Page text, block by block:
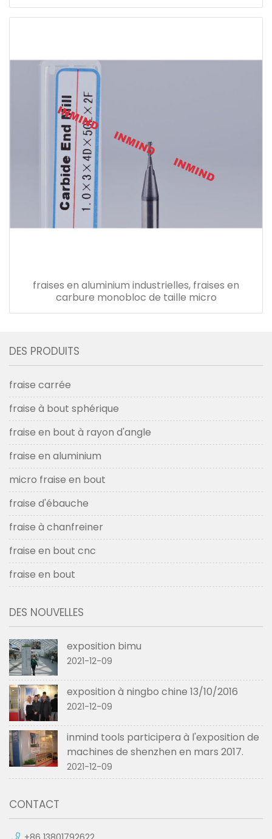
fraises en aluminium industrielles, fraises en
carbure monobloc de taille micro
DES PRODUITS
fraise carrée
fraise à bout sphérique
fraise en bout à rayon d'angle
fraise en aluminium
micro fraise en bout
fraise d'ébauche
fraise à chanfreiner
fraise en bout cnc
fraise en bout
DES NOUVELLES
exposition bimu
2021-12-09
exposition à ningbo chine 13/10/2016
2021-12-09
inmind tools participera à l'exposition de
machines de shenzhen en mars 2017.
2021-12-09
CONTACT